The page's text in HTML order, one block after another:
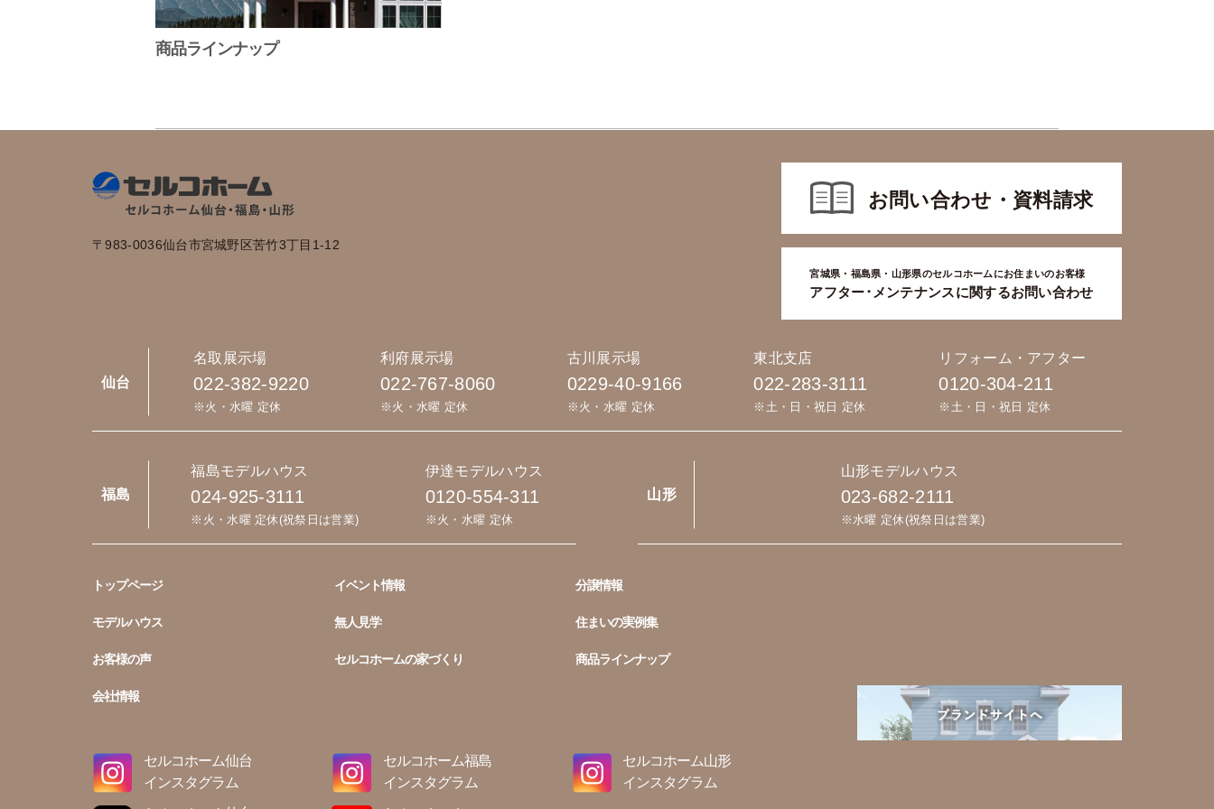
商品ラインナップ
〒983-0036仙台市宮城野区苦竹3丁目1-12
お問い合わせ・資料請求
宮城県・福島県・山形県のセルコホームにお住まいのお客様
アフター･メンテナンスに関するお問い合わせ
仙台
名取展示場
022-382-9220
※火・水曜 定休
利府展示場
022-767-8060
※火・水曜 定休
古川展示場
0229-40-9166
※火・水曜 定休
東北支店
022-283-3111
※土・日・祝日 定休
リフォーム・アフター
0120-304-211
※土・日・祝日 定休
福島
福島モデルハウス
024-925-3111
※火・水曜 定休(祝祭日は営業)
伊達モデルハウス
0120-554-311
※火・水曜 定休
山形
山形モデルハウス
023-682-2111
※水曜 定休(祝祭日は営業)
セルコホーム仙台
インスタグラム
セルコホーム福島
インスタグラム
セルコホーム山形
インスタグラム
トップページ
モデルハウス
お客様の声
会社情報
イベント情報
無人見学
セルコホームの家づくり
分譲情報
住まいの実例集
商品ラインナップ